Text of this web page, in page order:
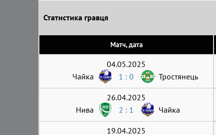
Статистика гравця
Матч, дата
04.05.2025
Чайка
1 : 0 Тростянець
26.04.2025
Нива
2 : 1 Чайка
19.04.2025